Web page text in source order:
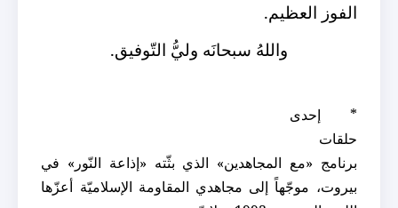
الفوز العظيم.
واللهُ سبحانَه وليُّ التّوفيق.
* إحدى
حلقات
برنامج «مع المجاهدين» الذي بثّته «إذاعة النّور» في
بيروت، موجّهاً إلى مجاهدي المقاومة الإسلاميّة أعزّها